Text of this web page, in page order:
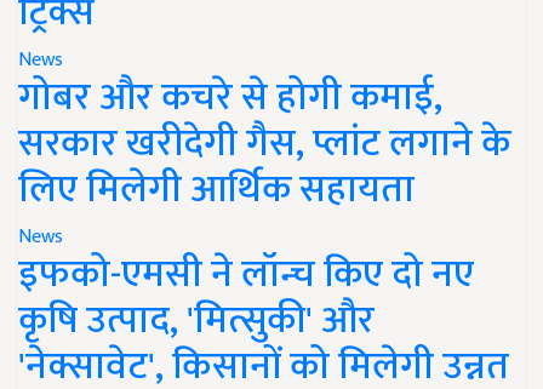
News
गोबर और कचरे से होगी कमाई,
सरकार खरीदेगी गैस, प्लांट लगाने के
लिए मिलेगी आर्थिक सहायता
News
इफको-एमसी ने लॉन्च किए दो नए
कृषि उत्पाद, 'मित्सुकी' और
'नेक्सावेट', किसानों को मिलेगी उन्नत